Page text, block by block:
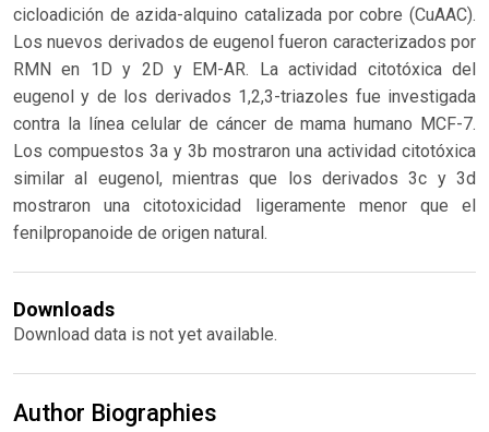
cicloadición de azida-alquino catalizada por cobre (CuAAC).
Los nuevos derivados de eugenol fueron caracterizados por
RMN en 1D y 2D y EM-AR. La actividad citotóxica del
eugenol y de los derivados 1,2,3-triazoles fue investigada
contra la línea celular de cáncer de mama humano MCF-7.
Los compuestos 3a y 3b mostraron una actividad citotóxica
similar al eugenol, mientras que los derivados 3c y 3d
mostraron una citotoxicidad ligeramente menor que el
fenilpropanoide de origen natural.
Downloads
Download data is not yet available.
Author Biographies